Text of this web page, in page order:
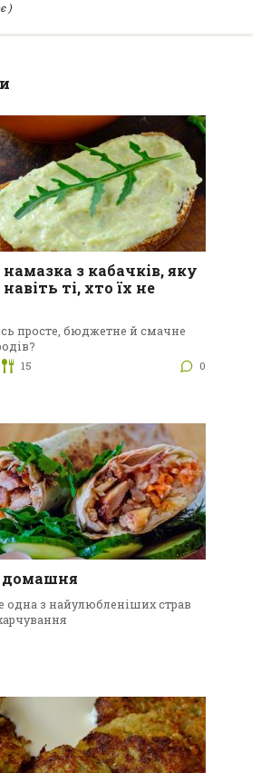
)
з кабачків, яку
ті, хто їх не
просте, бюджетне й смачне
15 0
одна з найулюбленіших страв